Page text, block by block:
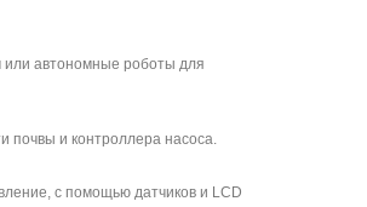
или автономные роботы для
почвы и контроллера насоса.
с помощью датчиков и LCD